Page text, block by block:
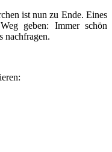
ist nun zu Ende. Eines
geben: Immer schön
nachfragen.